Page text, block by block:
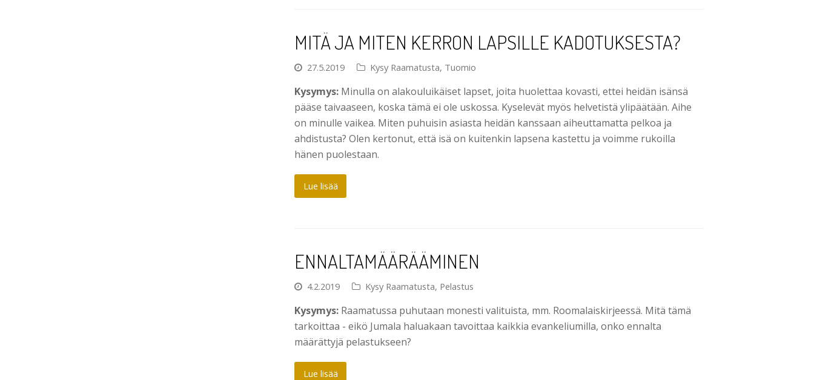
MITÄ JA MITEN KERRON LAPSILLE KADOTUKSESTA?
27.5.2019 Kysy Raamatusta, Tuomio
Kysymys: Minulla on alakouluikäiset lapset, joita huolettaa kovasti, ettei heidän isänsä
pääse taivaaseen, koska tämä ei ole uskossa. Kyselevät myös helvetistä ylipäätään. Aihe
on minulle vaikea. Miten puhuisin asiasta heidän kanssaan aiheuttamatta pelkoa ja
ahdistusta? Olen kertonut, että isä on kuitenkin lapsena kastettu ja voimme rukoilla
hänen puolestaan.
Lue lisää
ENNALTAMÄÄRÄÄMINEN
4.2.2019 Kysy Raamatusta, Pelastus
Kysymys: Raamatussa puhutaan monesti valituista, mm. Roomalaiskirjeessä. Mitä tämä
tarkoittaa - eikö Jumala haluakaan tavoittaa kaikkia evankeliumilla, onko ennalta
määrättyjä pelastukseen?
Lue lisää